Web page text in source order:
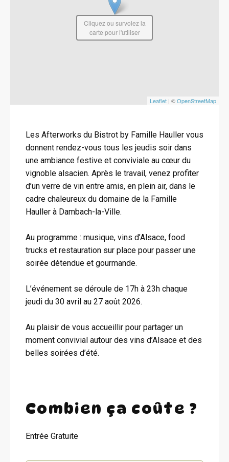
Leaflet | ©OpenStreetMap
Cliquez ou survolez la
carte pour l'utiliser
Les Afterworks du Bistrot by Famille Hauller vous
donnent rendez-vous tous les jeudis soir dans
une ambiance festive et conviviale au cœur du
vignoble alsacien. Après le travail, venez profiter
d’un verre de vin entre amis, en plein air, dans le
cadre chaleureux du domaine de la Famille
Hauller à Dambach-la-Ville.
Au programme : musique, vins d’Alsace, food
trucks et restauration sur place pour passer une
soirée détendue et gourmande.
L’événement se déroule de 17h à 23h chaque
jeudi du 30 avril au 27 août 2026.
Au plaisir de vous accueillir pour partager un
moment convivial autour des vins d’Alsace et des
belles soirées d’été.
Combien ça coûte ?
Entrée Gratuite